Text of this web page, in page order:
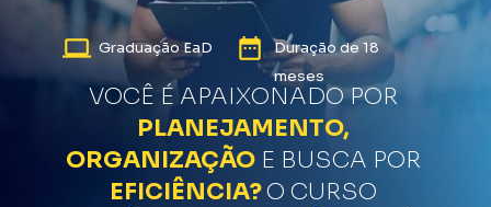
VOCÊ É APAIXONADO POR
PLANEJAMENTO,
ORGANIZAÇÃO
EFICIÊNCIA?
Graduação EaD
Duração de 18
meses